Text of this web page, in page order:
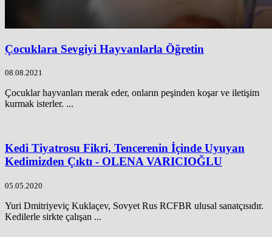
Çocuklara Sevgiyi Hayvanlarla Öğretin
08.08.2021
Çocuklar hayvanları merak eder, onların peşinden koşar ve iletişim
kurmak isterler. ...
Kedi Tiyatrosu Fikri, Tencerenin İçinde Uyuyan
Kedimizden Çıktı - OLENA VARICIOĞLU
05.05.2020
Yuri Dmitriyeviç Kuklaçev, Sovyet Rus RCFBR ulusal sanatçısıdır.
Kedilerle sirkte çalışan ...